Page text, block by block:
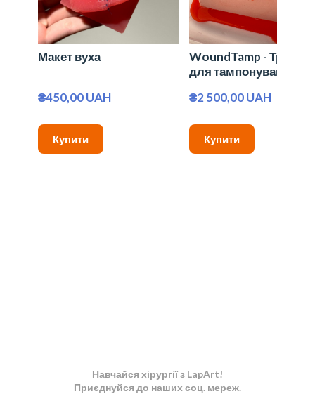
Макет вуха
₴450,00 UAH
Купити
WoundTamp -
для тампонування
₴2 500,00 UAH
Купити
Навчайся хірургії з LapArt!
Приєднуйся до наших соц. мереж.